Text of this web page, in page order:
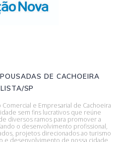
DE CACHOEIRA
SP
Comercial e Empresarial de Cachoeira
sem fins lucrativos que reúne
diversos ramos para promover a
o desenvolvimento profissional,
projetos direcionados ao turismo
desenvolvimento de nossa cidade.